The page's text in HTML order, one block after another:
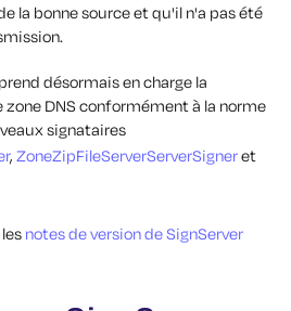
la bonne source et qu'il n'a pas été
désormais en charge la
DNS conformément à la norme
signataires
, ZoneZipFileServerServerSigneret
notes de version de SignServer